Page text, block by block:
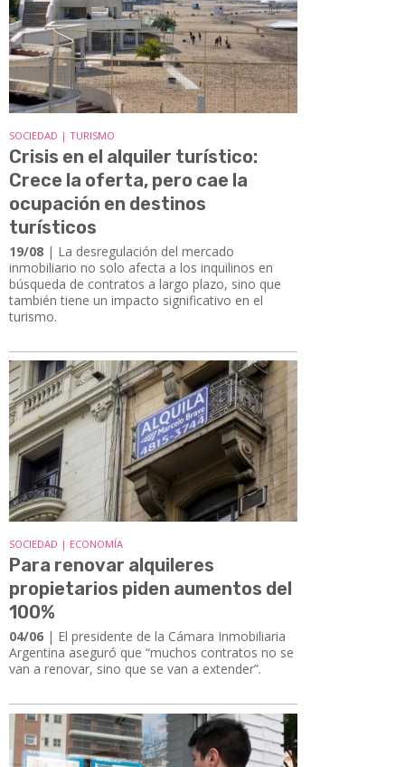
SOCIEDAD | TURISMO
Crisis en el alquiler turístico:
Crece la oferta, pero cae la
ocupación en destinos
turísticos
19/08 | La desregulación del mercado
inmobiliario no solo afecta a los inquilinos en
búsqueda de contratos a largo plazo, sino que
también tiene un impacto significativo en el
turismo.
SOCIEDAD | ECONOMÍA
Para renovar alquileres
propietarios piden aumentos del
100%
04/06 | El presidente de la Cámara Inmobiliaria
Argentina aseguró que “muchos contratos no se
van a renovar, sino que se van a extender”.